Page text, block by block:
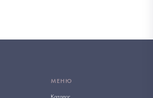
МЕНЮ
Каталог